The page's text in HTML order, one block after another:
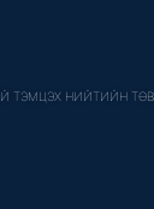
ТЭМЦЭХ НИЙТИЙН ТӨВ